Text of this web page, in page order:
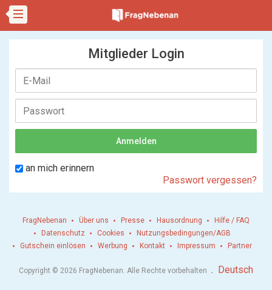
Mitglieder Login
an mich erinnern
Passwort vergessen?
FragNebenan Über uns Presse Hausordnung
Hilfe / FAQ
Datenschutz
Cookies
Nutzungsbedingungen/AGB
Gutschein einlösen
Werbung Kontakt Impressum Partner
Copyright © 2026 FragNebenan. Alle Rechte vorbehalten . Deutsch